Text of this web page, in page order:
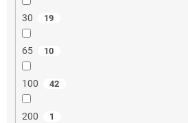
30 19
65 10
100 42
200 1